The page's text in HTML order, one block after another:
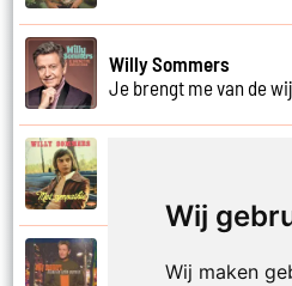
Wij
Wij maken
Willy Sommers
Je brengt me van de
Willy Sommers